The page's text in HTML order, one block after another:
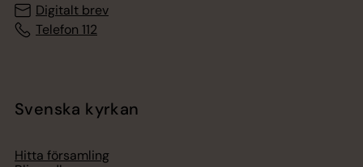
Digitalt brev
Telefon 112
Svenska kyrkan
Hitta församling